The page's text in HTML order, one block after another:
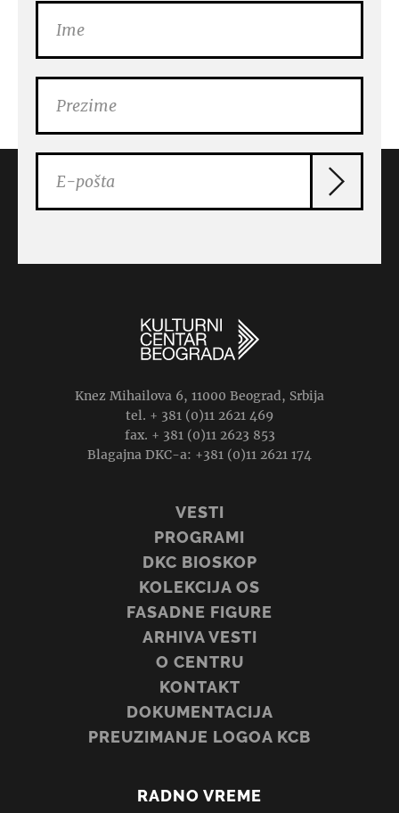
Knez Mihailova 6, 11000 Beograd, Srbija
tel. + 381 (0)11 2621 469
fax. + 381 (0)11 2623 853
Blagajna DKC-a: +381 (0)11 2621 174
VESTI
PROGRAMI
DKC BIOSKOP
KOLEKCIJA OS
FASADNE FIGURE
ARHIVA VESTI
O CENTRU
KONTAKT
DOKUMENTACIJA
PREUZIMANJE LOGOA KCB
RADNO VREME